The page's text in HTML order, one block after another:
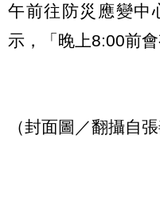
午前往防災應變中
示，「晚上8:00前
（封面圖／翻攝自